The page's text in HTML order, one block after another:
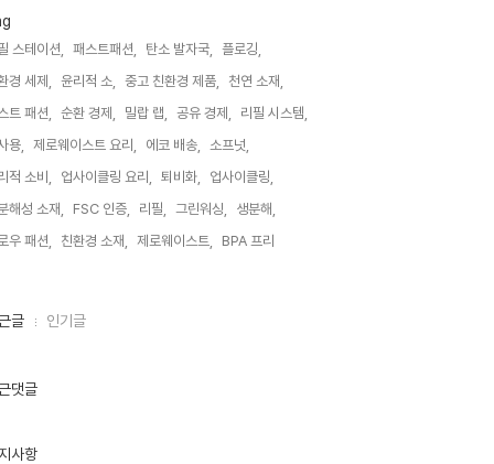
스테이션, 패스트패션, 탄소 발자국,
플로깅,
경 세제,
윤리적 소, 중고 친환경 제품,
천연 소재,
트 패션,
순환 경제, 밀랍 랩, 공유 경제,
리필 시스템,
용,
제로웨이스트 요리, 에코 배송,
소프넛,
적 소비,
업사이클링 요리, 퇴비화,
업사이클링,
해성 소재,
FSC 인증, 리필, 그린워싱,
생분해,
우 패션,
친환경 소재, 제로웨이스트, BPA 프리,
글 인기글
댓글
사항